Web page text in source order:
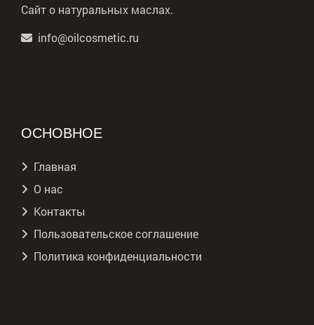
Сайт о натуральных маслах.
info@oilcosmetic.ru
ОСНОВНОЕ
Главная
О нас
Контакты
Пользовательское соглашение
Политика конфиденциальности